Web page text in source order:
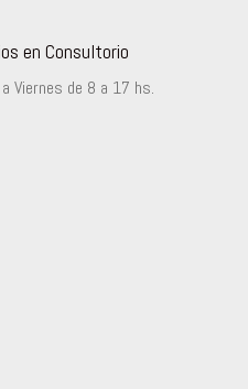
en Consultorio
Viernes de 8 a 17 hs.